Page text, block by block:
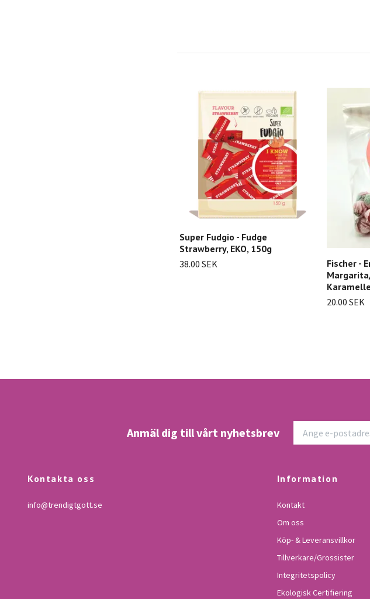
Super Fudgio - Fudge
Strawberry, EKO, 150g
38.00 SEK
Fischer -
20.00 SEK
Anmäl dig till vårt nyhetsbrev
Kontakta oss
info@trendigtgott.se
Information
Kontakt
Om oss
Köp- & Leveransvillkor
Tillverkare/Grossister
Integritetspolicy
Ekologisk Certifiering